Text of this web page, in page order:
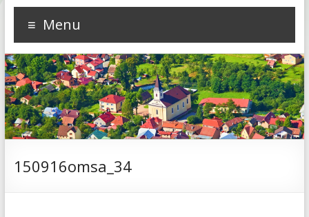
Menu
150916omsa_34